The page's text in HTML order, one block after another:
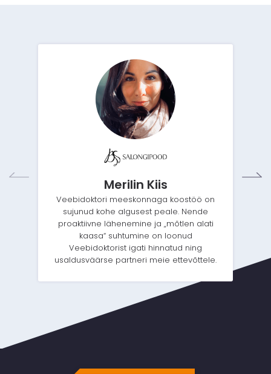
Merilin Kiis
Veebidoktori meeskonnaga koostöö on
sujunud kohe algusest peale. Nende
proaktiivne lähenemine ja „mõtlen alati
kaasa“ suhtumine on loonud
Veebidoktorist igati hinnatud ning
usaldusväärse partneri meie ettevõttele.